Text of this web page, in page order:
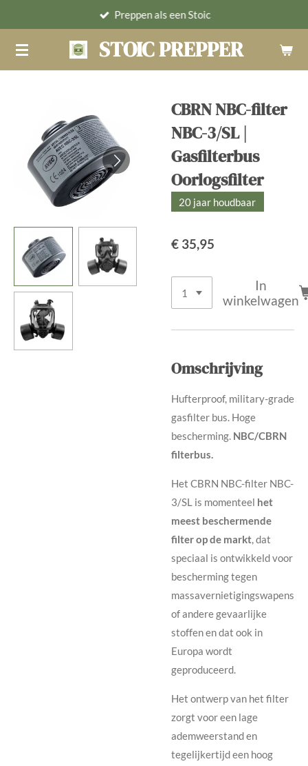
naar
de
STOIC PREPPER
Preppen als een Stoic
CBRN NBC-filter
NBC-3/SL |
Gasfilterbus
Oorlogsfilter
20 jaar houdbaar
€ 35,95
In
winkelwagen
Omschrijving
Hufterproof, military-grade
gasfilter bus. Hoge
bescherming. NBC/CBRN
filterbus.
Het CBRN NBC-filter NBC-
3/SL is momenteel het
meest beschermende
filter op de markt, dat
speciaal is ontwikkeld voor
bescherming tegen
massavernietigingswapens
of andere gevaarlijke
stoffen en dat ook in
Europa wordt
geproduceerd.
Het ontwerp van het filter
zorgt voor een lage
ademweerstand en
tegelijkertijd een hoog